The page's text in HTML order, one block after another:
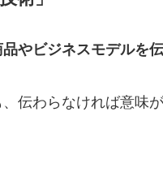
品やビジネスモデルを
伝わらなければ意味が